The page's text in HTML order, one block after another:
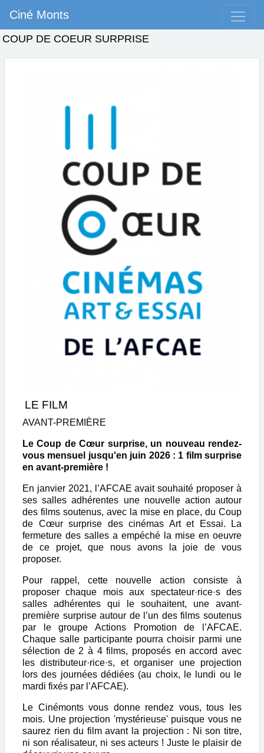
Ciné Monts
COUP DE COEUR SURPRISE
LE FILM
AVANT-PREMIÈRE
Le Coup de Cœur surprise, un nouveau rendez-
vous mensuel jusqu'en juin 2026 : 1 film surprise
en avant-première !
En janvier 2021, l’AFCAE avait souhaité proposer à
ses salles adhérentes une nouvelle action autour
des films soutenus, avec la mise en place, du Coup
de Cœur surprise des cinémas Art et Essai. La
fermeture des salles a empéché la mise en oeuvre
de ce projet, que nous avons la joie de vous
proposer.
Pour rappel, cette nouvelle action consiste à
proposer chaque mois aux spectateur·rice·s des
salles adhérentes qui le souhaitent, une avant-
première surprise autour de l’un des films soutenus
par le groupe Actions Promotion de l’AFCAE.
Chaque salle participante pourra choisir parmi une
sélection de 2 à 4 films, proposés en accord avec
les distributeur·rice·s, et organiser une projection
lors des journées dédiées (au choix, le lundi ou le
mardi fixés par l’AFCAE).
Le Cinémonts vous donne rendez vous, tous les
mois. Une projection 'mystérieuse' puisque vous ne
saurez rien du film avant la projection : Ni son titre,
ni son réalisateur, ni ses acteurs ! Juste le plaisir de